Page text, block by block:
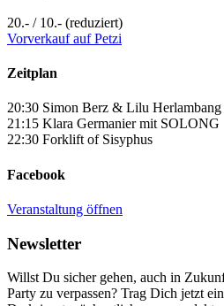
20.- / 10.- (reduziert)
Vorverkauf auf Petzi
Zeitplan
20:30 Simon Berz & Lilu Herlambang
21:15 Klara Germanier mit SOLONG
22:30 Forklift of Sisyphus
Facebook
Veranstaltung öffnen
Newsletter
Willst Du sicher gehen, auch in
Party zu verpassen? Trag Dich jetzt